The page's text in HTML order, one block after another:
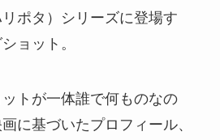
ポタ）シリーズに登場す
ョット。
トが一体誰で何ものなの
に基づいたプロフィール、